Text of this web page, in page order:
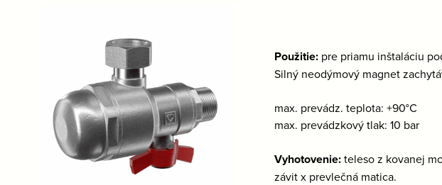
Použitie: pre priamu inštaláciu
Silný neodýmový magnet
max. prevádz. teplota: +90°C
max. prevádzkový tlak: 10 bar
Vyhotovenie:teleso z kovanej
závit x prevlečná matica.